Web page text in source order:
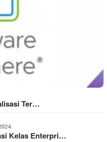
Ter…
Kelas Enterpri…